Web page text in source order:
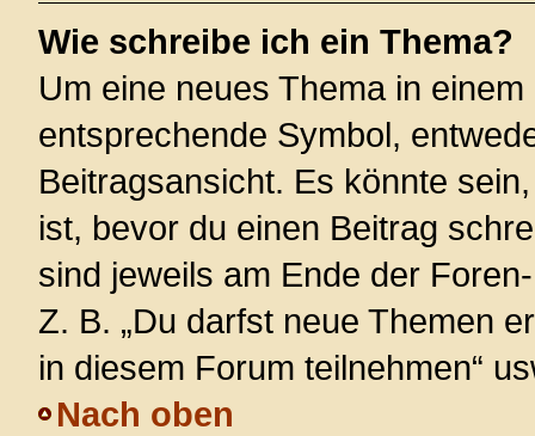
Wie schreibe ich ein Thema?
Um eine neues Thema in
entsprechende Symbol,
Beitragsansicht. Es könnte
ist, bevor du einen Beitrag
sind jeweils am Ende der
Z. B. „Du darfst neue Themen
in diesem Forum teilnehmen“
Nach oben